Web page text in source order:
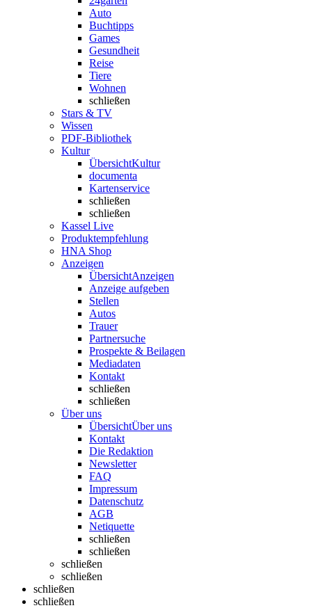
Auto
Buchtipps
Games
Gesundheit
Reise
Tiere
Wohnen
schließen
Stars & TV
Wissen
PDF-Bibliothek
Kultur
ÜbersichtKultur
documenta
Kartenservice
schließen
schließen
Kassel Live
Produktempfehlung
HNA Shop
Anzeigen
ÜbersichtAnzeigen
Anzeige aufgeben
Stellen
Autos
Trauer
Partnersuche
Prospekte & Beilagen
Mediadaten
Kontakt
schließen
schließen
Über uns
ÜbersichtÜber uns
Kontakt
Die Redaktion
Newsletter
FAQ
Impressum
Datenschutz
AGB
Netiquette
schließen
schließen
schließen
schließen
schließen
schließen